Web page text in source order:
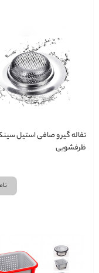
تفاله گیر و صافی استیل
ظرفشویی